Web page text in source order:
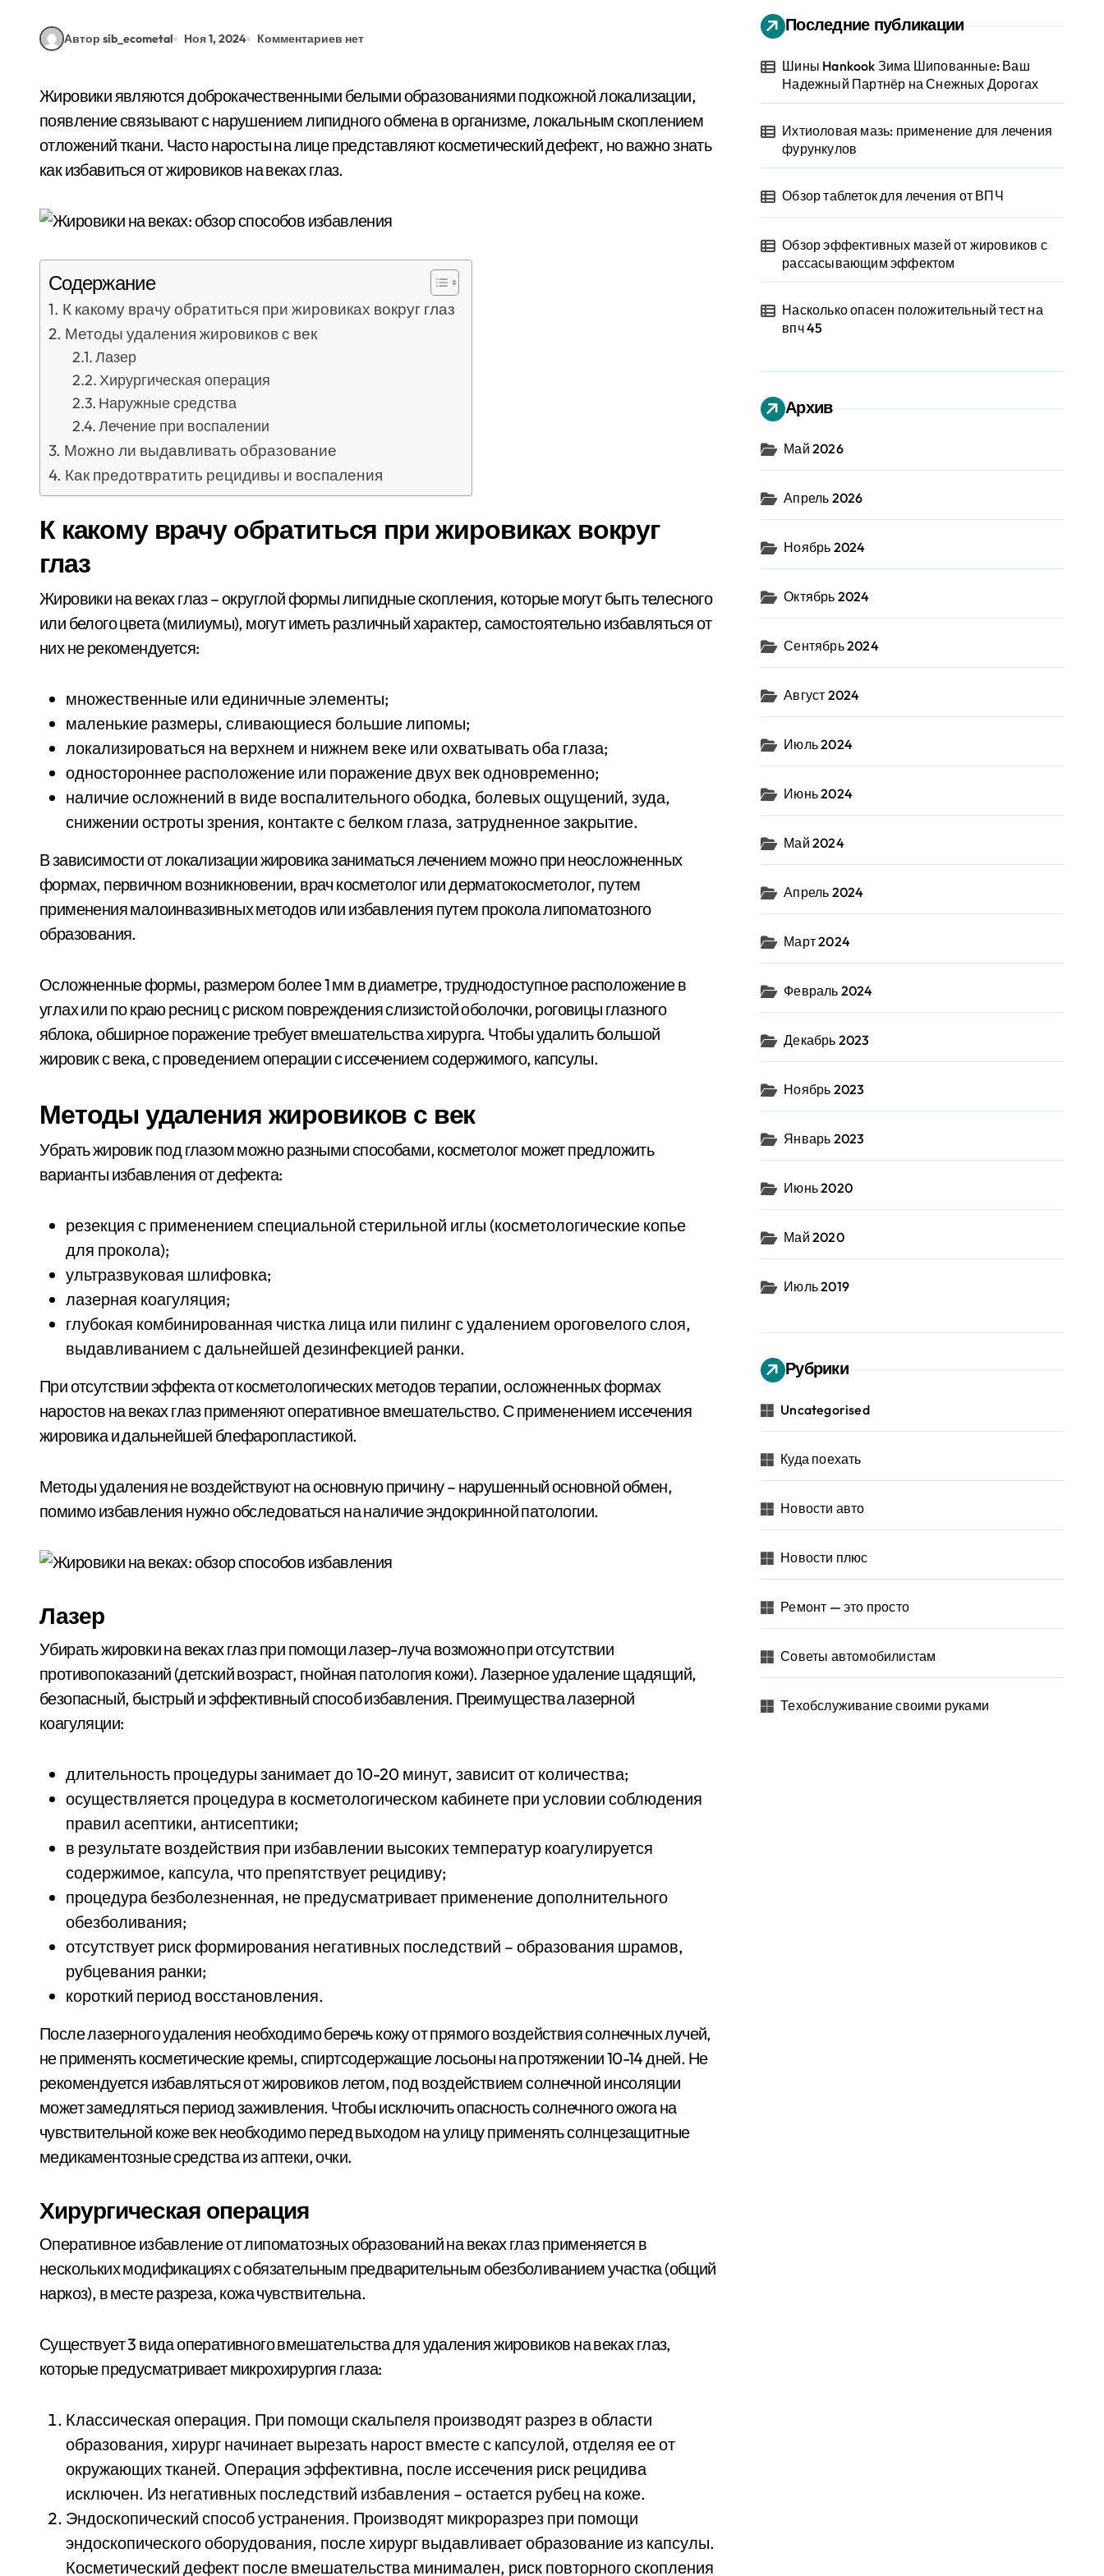
Автор sib_ecometal Ноя 1, 2024 Комментариев нет
Жировики являются доброкачественными белыми образованиями подкожной локализации,
появление связывают с нарушением липидного обмена в организме, локальным скоплением
отложений ткани. Часто наросты на лице представляют косметический дефект, но важно знать
как избавиться от жировиков на веках глаз.
Содержание
К какому врачу обратиться при жировиках вокруг глаз
Методы удаления жировиков с век
Лазер
Хирургическая операция
Наружные средства
Лечение при воспалении
Можно ли выдавливать образование
Как предотвратить рецидивы и воспаления
К какому врачу обратиться при жировиках вокруг
глаз
Жировики на веках глаз – округлой формы липидные скопления, которые могут быть телесного
или белого цвета (милиумы), могут иметь различный характер, самостоятельно избавляться от
них не рекомендуется:
множественные или единичные элементы;
маленькие размеры, сливающиеся большие липомы;
локализироваться на верхнем и нижнем веке или охватывать оба глаза;
одностороннее расположение или поражение двух век одновременно;
наличие осложнений в виде воспалительного ободка, болевых ощущений, зуда,
снижении остроты зрения, контакте с белком глаза, затрудненное закрытие.
В зависимости от локализации жировика заниматься лечением можно при неосложненных
формах, первичном возникновении, врач косметолог или дерматокосметолог, путем
применения малоинвазивных методов или избавления путем прокола липоматозного
образования.
Осложненные формы, размером более 1 мм в диаметре, труднодоступное расположение в
углах или по краю ресниц с риском повреждения слизистой оболочки, роговицы глазного
яблока, обширное поражение требует вмешательства хирурга. Чтобы удалить большой
жировик с века, с проведением операции с иссечением содержимого, капсулы.
Методы удаления жировиков с век
Убрать жировик под глазом можно разными способами, косметолог может предложить
варианты избавления от дефекта:
резекция с применением специальной стерильной иглы (косметологические копье
для прокола);
ультразвуковая шлифовка;
лазерная коагуляция;
глубокая комбинированная чистка лица или пилинг с удалением ороговелого слоя,
выдавливанием с дальнейшей дезинфекцией ранки.
При отсутствии эффекта от косметологических методов терапии, осложненных формах
наростов на веках глаз применяют оперативное вмешательство. С применением иссечения
жировика и дальнейшей блефаропластикой.
Методы удаления не воздействуют на основную причину – нарушенный основной обмен,
помимо избавления нужно обследоваться на наличие эндокринной патологии.
Лазер
Убирать жировки на веках глаз при помощи лазер-луча возможно при отсутствии
противопоказаний (детский возраст, гнойная патология кожи). Лазерное удаление щадящий,
безопасный, быстрый и эффективный способ избавления. Преимущества лазерной
коагуляции:
длительность процедуры занимает до 10-20 минут, зависит от количества;
осуществляется процедура в косметологическом кабинете при условии соблюдения
правил асептики, антисептики;
в результате воздействия при избавлении высоких температур коагулируется
содержимое, капсула, что препятствует рецидиву;
процедура безболезненная, не предусматривает применение дополнительного
обезболивания;
отсутствует риск формирования негативных последствий – образования шрамов,
рубцевания ранки;
короткий период восстановления.
После лазерного удаления необходимо беречь кожу от прямого воздействия солнечных лучей,
не применять косметические кремы, спиртсодержащие лосьоны на протяжении 10-14 дней. Не
рекомендуется избавляться от жировиков летом, под воздействием солнечной инсоляции
может замедляться период заживления. Чтобы исключить опасность солнечного ожога на
чувствительной коже век необходимо перед выходом на улицу применять солнцезащитные
медикаментозные средства из аптеки, очки.
Хирургическая операция
Оперативное избавление от липоматозных образований на веках глаз применяется в
нескольких модификациях с обязательным предварительным обезболиванием участка (общий
наркоз), в месте разреза, кожа чувствительна.
Существует 3 вида оперативного вмешательства для удаления жировиков на веках глаз,
которые предусматривает микрохирургия глаза:
Классическая операция. При помощи скальпеля производят разрез в области
образования, хирург начинает вырезать нарост вместе с капсулой, отделяя ее от
окружающих тканей. Операция эффективна, после иссечения риск рецидива
исключен. Из негативных последствий избавления – остается рубец на коже.
Эндоскопический способ устранения. Производят микроразрез при помощи
эндоскопического оборудования, после хирург выдавливает образование из капсулы.
Косметический дефект после вмешательства минимален, риск повторного скопления
Последние публикации
Шины Hankook Зима Шипованные: Ваш
Надежный Партнёр на Снежных Дорогах
Ихтиоловая мазь: применение для лечения
фурункулов
Обзор таблеток для лечения от ВПЧ
Обзор эффективных мазей от жировиков с
рассасывающим эффектом
Насколько опасен положительный тест на
впч 45
Архив
Май 2026
Апрель 2026
Ноябрь 2024
Октябрь 2024
Сентябрь 2024
Август 2024
Июль 2024
Июнь 2024
Май 2024
Апрель 2024
Март 2024
Февраль 2024
Декабрь 2023
Ноябрь 2023
Январь 2023
Июнь 2020
Май 2020
Июль 2019
Рубрики
Uncategorised
Куда поехать
Новости авто
Новости плюс
Ремонт — это просто
Советы автомобилистам
Техобслуживание своими руками